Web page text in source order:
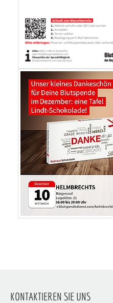
KONTAKTIEREN SIE UNS